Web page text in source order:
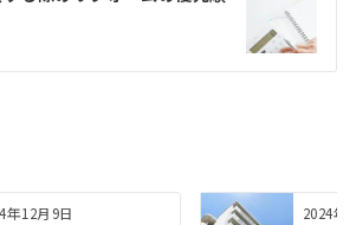
年12月9日 2024年